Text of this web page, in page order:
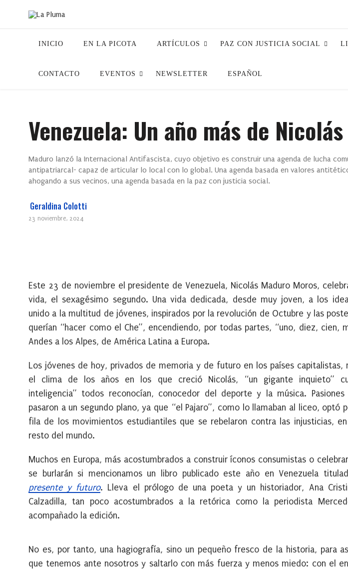
INICIO EN LA PICOTA ARTÍCULOS PAZ CON JUSTICIA SOCIAL
CONTACTO EVENTOS NEWSLETTER ESPAÑOL
Venezuela: Un año más de Nicolás
Maduro lanzó la Internacional Antifascista, cuyo objetivo es construir una agenda de lucha
antipatriarcal- capaz de articular lo local con lo global. Una agenda basada en valores
ahogando a sus vecinos, una agenda basada en la paz con justicia social.
Geraldina Colotti
23 noviembre, 2024
Este 23 de noviembre el presidente de Venezuela, Nicolás Maduro Moros,
vida, el sexagésimo segundo. Una vida dedicada, desde muy joven, a los
unido a la multitud de jóvenes, inspirados por la revolución de Octubre y las
querían “hacer como el Che”, encendiendo, por todas partes, “uno, diez, cien,
Andes a los Alpes, de América Latina a Europa.
Los jóvenes de hoy, privados de memoria y de futuro en los países capitalistas,
el clima de los años en los que creció Nicolás, “un gigante inquieto”
inteligencia” todos reconocían, conocedor del deporte y la música.
pasaron a un segundo plano, ya que “el Pajaro”, como lo llamaban al liceo, optó
fila de los movimientos estudiantiles que se rebelaron contra las injusticias,
resto del mundo.
Muchos en Europa, más acostumbrados a construir íconos consumistas o
se burlarán si mencionamos un libro publicado este año en Venezuela
presente y futuro. Lleva el prólogo de una poeta y un historiador, Ana
Calzadilla, tan poco acostumbrados a la retórica como la periodista
acompañado la edición.
No es, por tanto, una hagiografía, sino un pequeño fresco de la historia, para
que tenemos ante nosotros y saltarlo con más fuerza y menos miedo: con el